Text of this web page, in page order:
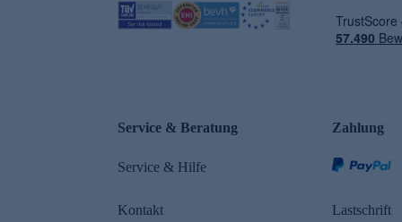
Service & Beratung
Service & Hilfe
Kontakt
Zahlung
Lastschrift